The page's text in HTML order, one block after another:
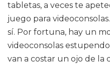
tabletas, a veces te
juego para
sí. Por fortuna, hay un
videoconsolas
van a costar un ojo de la